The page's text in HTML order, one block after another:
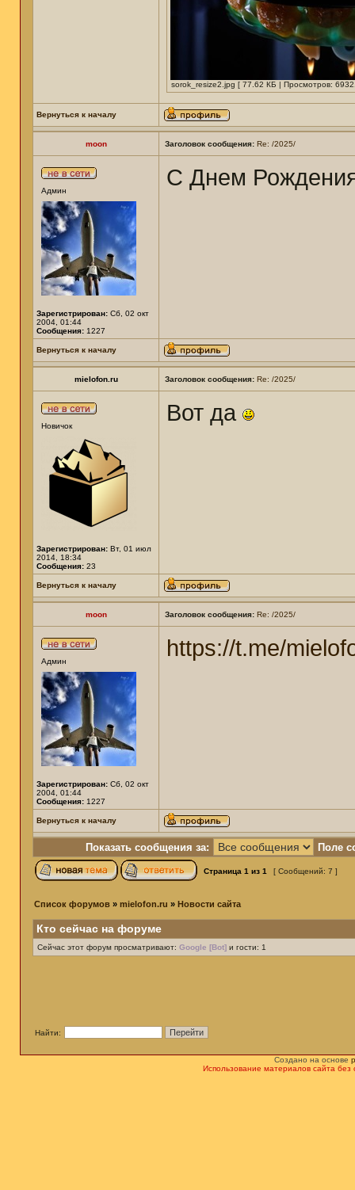
sorok_resize2.jpg [ 77.62 КБ | Просмотров:
Вернуться к началу
moon Заголовок сообщения: Re: /2025/
Админ
Зарегистрирован: Сб, 02 окт
2004, 01:44
Сообщения: 1227
С Днем
Вернуться к началу
mielofon.ru Заголовок сообщения: Re: /2025/
Новичок
Зарегистрирован: Вт, 01 июл
2014, 18:34
Сообщения: 23
Вот да
Вернуться к началу
moon Заголовок сообщения: Re: /2025/
Админ
Зарегистрирован: Сб, 02 окт
2004, 01:44
Сообщения: 1227
https://t.me/
Вернуться к началу
Показать сообщения за: Поле
Страница 1 из 1 [ Сообщений: 7 ]
Список форумов » mielofon.ru » Новости сайта
Кто сейчас на форуме
Сейчас этот форум просматривают: Google [Bot] и гости: 1
Найти:
Создано на основе
Использование материалов сайта